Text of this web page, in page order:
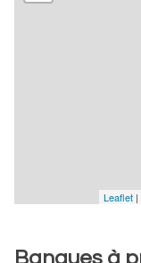
Leaflet |
Banques à